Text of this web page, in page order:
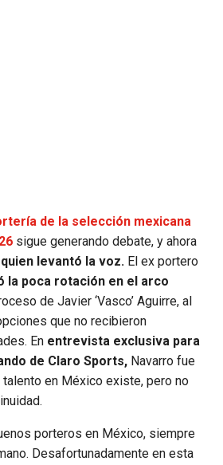
de la selección mexicana
sigue generando debate, y ahora
levantó la voz. El ex portero
la poca rotación en el arco
de Javier ‘Vasco’ Aguirre, al
que no recibieron
En entrevista exclusiva para
de Claro Sports, Navarro fue
en México existe, pero no
porteros en México, siempre
Desafortunadamente en esta